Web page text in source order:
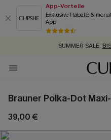
App-Vorteile
Exklusive Rabatte &
App
GRATIS MASSBAND MIT
SUMMER SALE:
ZUM NEWSLETTER:BIS
KOSTENLOSER
Brauner Polka-Dot
39,00 €